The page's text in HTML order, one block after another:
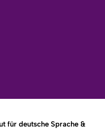
für deutsche Sprache &